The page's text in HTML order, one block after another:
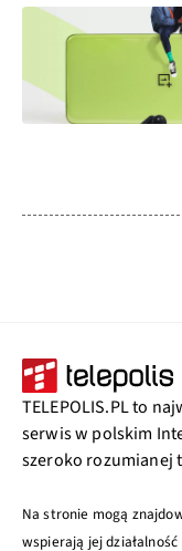
TELEPOLIS.PL to
serwis w polskim
szeroko rozumianej
Na stronie mogą
wspierają jej